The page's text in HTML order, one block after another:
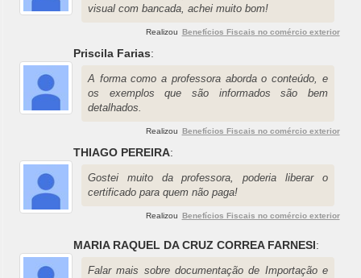
visual com bancada, achei muito bom!
Realizou Benefícios Fiscais no comércio exterior
Priscila Farias:
A forma como a professora aborda o conteúdo, e
os exemplos que são informados são bem
detalhados.
Realizou Benefícios Fiscais no comércio exterior
THIAGO PEREIRA:
Gostei muito da professora, poderia liberar o
certificado para quem não paga!
Realizou Benefícios Fiscais no comércio exterior
MARIA RAQUEL DA CRUZ CORREA FARNESI:
Falar mais sobre documentação de Importação e